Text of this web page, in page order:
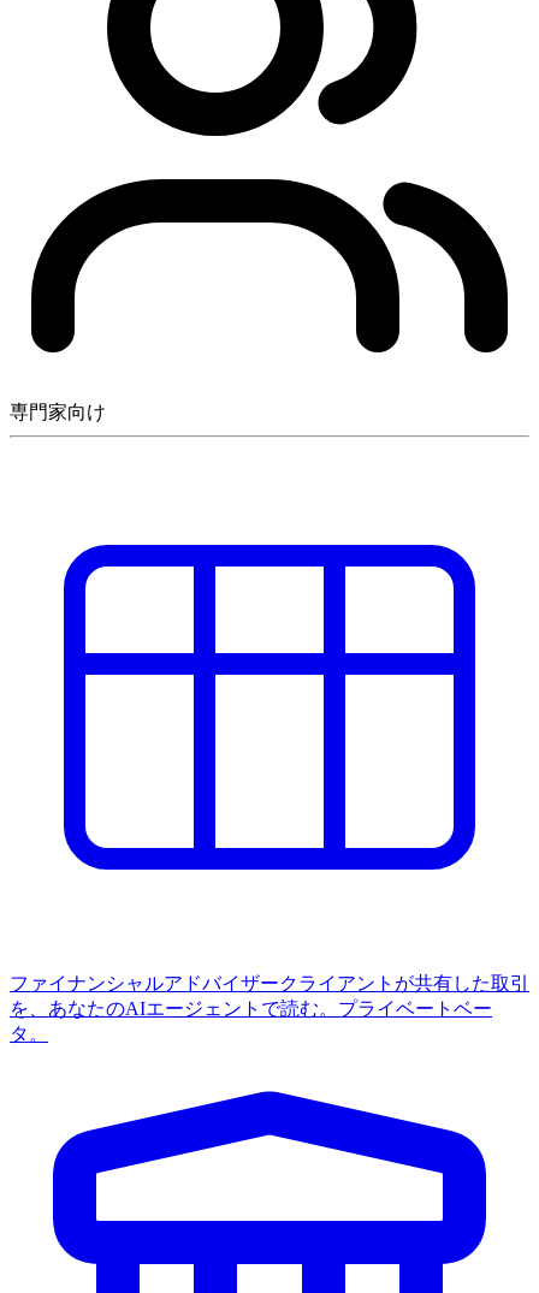
専門家向け
ファイナンシャルアドバイザークライアントが共有した取引
を、あなたのAIエージェントで読む。プライベートベー
タ。